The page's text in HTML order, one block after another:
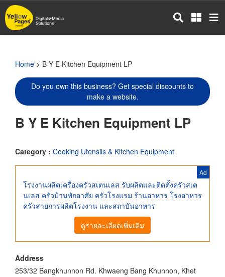
Skip
to
main
Home > B Y E Kitchen Equipment LP
Do you own this business? Get special discounts to
make a website.
B Y E Kitchen Equipment LP
Category : Cooking Utensils & Kitchen Equipment
Ad
โรงงานผลิตเครื่องครัวสเตนเลส รับผลิตและติดตั้งครัวสเต
นเลส ครัวบ้านพักอาศัย ครัวโรงแรม ร้านอาหาร โรงอาหาร
ครัวสายการผลิตโรงงาน และสถาบันอาหาร
ดูรายละเอียดเพิ่มเติม
Address
253/32 Bangkhunnon Rd. Khwaeng Bang Khunnon, Khet